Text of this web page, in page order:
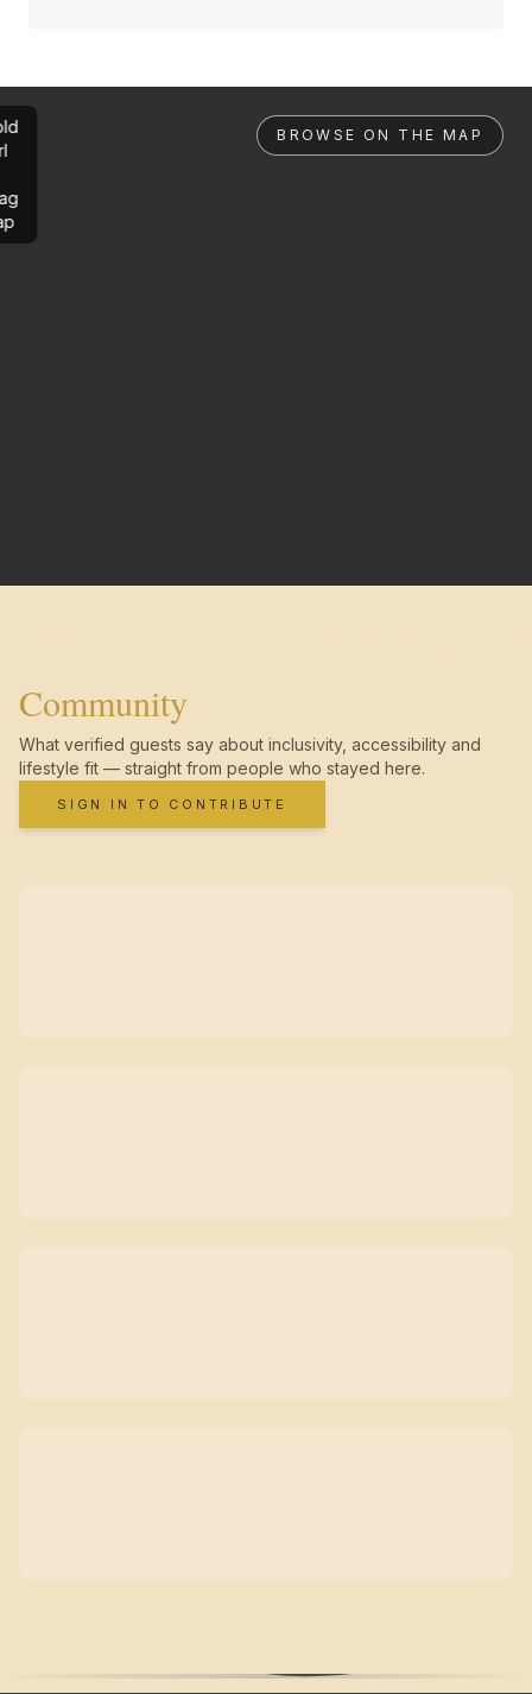
BROWSE ON THE MAP
Community
What verified guests say about inclusivity, accessibility and
lifestyle fit — straight from people who stayed here.
SIGN IN TO CONTRIBUTE